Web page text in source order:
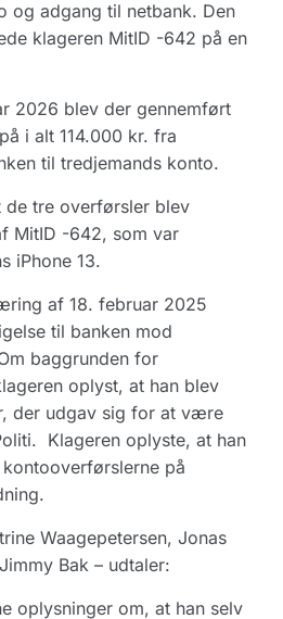
og adgang til netbank. Den
klageren MitID -642 på en
2026 blev der gennemført
i alt 114.000 kr. fra
til tredjemands konto.
de tre overførsler blev
MitID -642, som var
iPhone 13.
af 18. februar 2025
til banken mod
baggrunden for
oplyst, at han blev
der udgav sig for at være
Klageren oplyste, at han
på
Waagepetersen, Jonas
Bak – udtaler:
oplysninger om, at han selv